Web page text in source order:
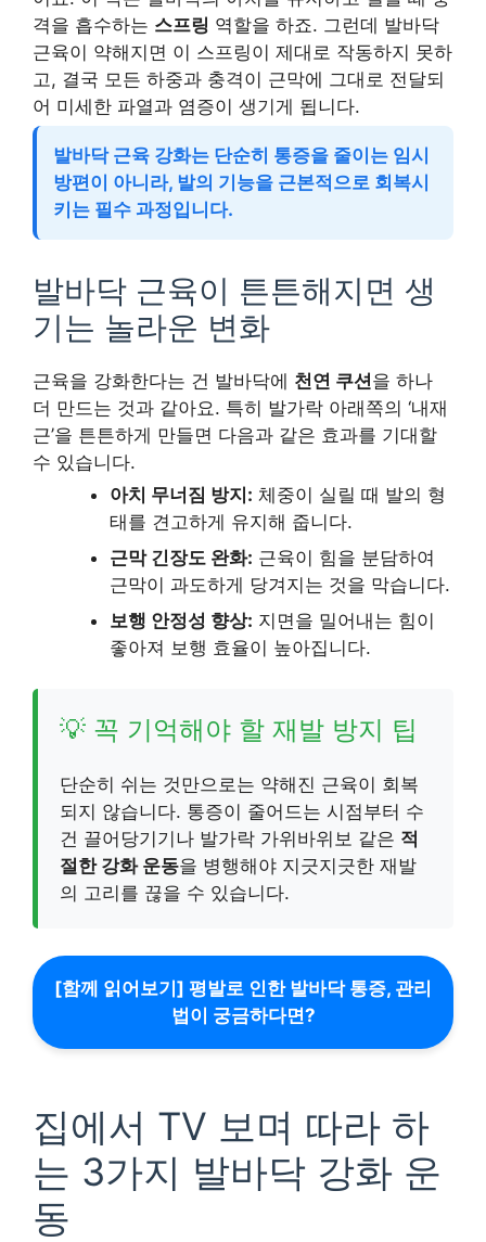
격을 흡수하는 스프링 역할을 하죠. 그런데 발바닥
근육이 약해지면 이 스프링이 제대로 작동하지 못하
고, 결국 모든 하중과 충격이 근막에 그대로 전달되
어 미세한 파열과 염증이 생기게 됩니다.
발바닥 근육 강화는 단순히 통증을 줄이는 임시
방편이 아니라, 발의 기능을 근본적으로 회복시
키는 필수 과정입니다.
발바닥 근육이 튼튼해지면 생
기는 놀라운 변화
근육을 강화한다는 건 발바닥에 천연 쿠션을 하나
더 만드는 것과 같아요. 특히 발가락 아래쪽의 ‘내재
근’을 튼튼하게 만들면 다음과 같은 효과를 기대할
수 있습니다.
아치 무너짐 방지: 체중이 실릴 때 발의 형
태를 견고하게 유지해 줍니다.
근막 긴장도 완화: 근육이 힘을 분담하여
근막이 과도하게 당겨지는 것을 막습니다.
보행 안정성 향상: 지면을 밀어내는 힘이
좋아져 보행 효율이 높아집니다.
💡 꼭 기억해야 할 재발 방지 팁
단순히 쉬는 것만으로는 약해진 근육이 회복
되지 않습니다. 통증이 줄어드는 시점부터 수
건 끌어당기기나 발가락 가위바위보 같은 적
절한 강화 운동을 병행해야 지긋지긋한 재발
의 고리를 끊을 수 있습니다.
[함께 읽어보기] 평발로 인한 발바닥 통증, 관리
법이 궁금하다면?
집에서 TV 보며 따라 하
는 3가지 발바닥 강화 운
동